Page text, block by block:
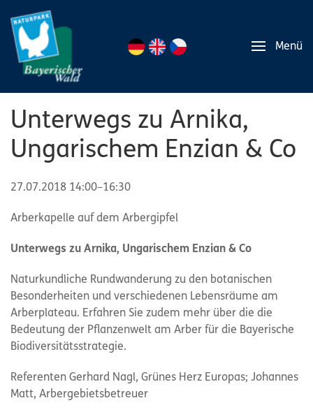
Menü
Unterwegs zu Arnika,
Ungarischem Enzian & Co
27.07.2018 14:00–16:30
Arberkapelle auf dem Arbergipfel
Unterwegs zu Arnika, Ungarischem Enzian & Co
Naturkundliche Rundwanderung zu den botanischen
Besonderheiten und verschiedenen Lebensräume am
Arberplateau. Erfahren Sie zudem mehr über die die
Bedeutung der Pflanzenwelt am Arber für die Bayerische
Biodiversitätsstrategie.
Referenten Gerhard Nagl, Grünes Herz Europas; Johannes
Matt, Arbergebietsbetreuer